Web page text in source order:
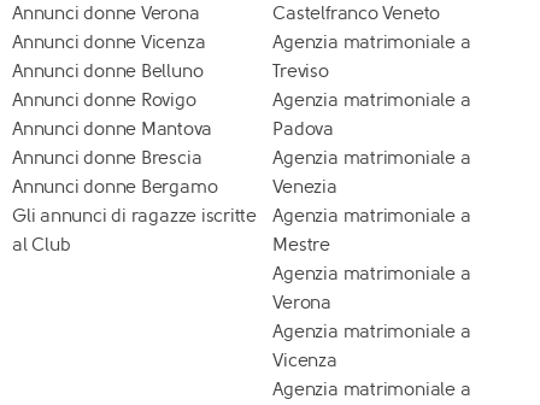
Annunci donne Verona
Annunci donne Vicenza
Annunci donne Belluno
Annunci donne Rovigo
Annunci donne Mantova
Annunci donne Brescia
Annunci donne Bergamo
Gli annunci di ragazze iscritte
al Club
Castelfranco Veneto
Agenzia matrimoniale a
Treviso
Agenzia matrimoniale a
Padova
Agenzia matrimoniale a
Venezia
Agenzia matrimoniale a
Mestre
Agenzia matrimoniale a
Verona
Agenzia matrimoniale a
Vicenza
Agenzia matrimoniale a